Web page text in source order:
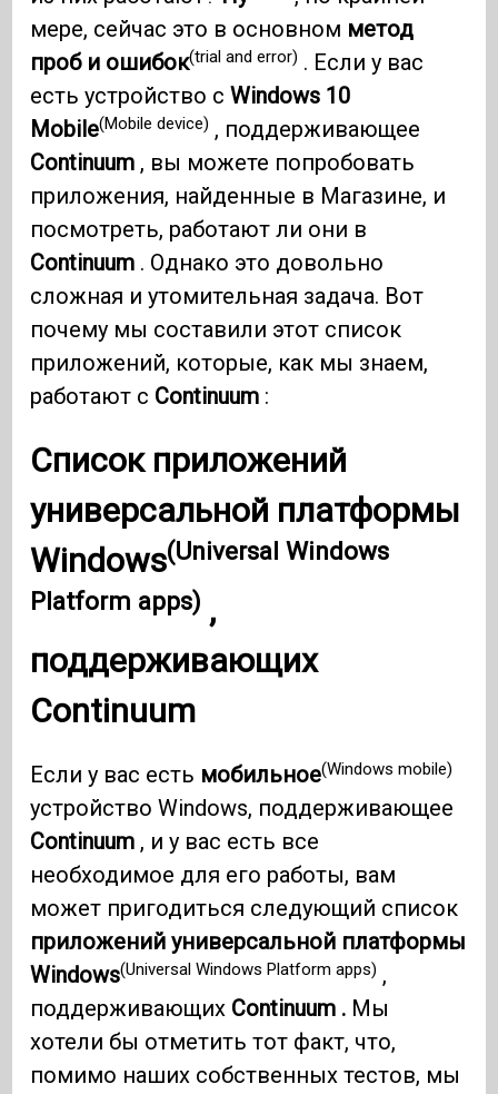
мере, сейчас это в основном метод
проб и ошибок(trial and error) . Если у вас
есть устройство сWindows 10
Mobile(Mobile device) , поддерживающее
Continuum , вы можете попробовать
приложения, найденные в Магазине, и
посмотреть, работают ли они в
Continuum . Однако это довольно
сложная и утомительная задача. Вот
почему мы составили этот список
приложений, которые, как мы знаем,
работают с Continuum :
Список приложений
универсальной платформы
Windows(Universal Windows
Platform apps) ,
поддерживающих
Continuum
Если у вас есть мобильное(Windows mobile)
устройство Windows, поддерживающее
Continuum , и у вас есть все
необходимое для его работы, вам
может пригодиться следующий список
приложений универсальной платформы
Windows(Universal Windows Platform apps) ,
поддерживающих Continuum . Мы
хотели бы отметить тот факт, что,
помимо наших собственных тестов, мы